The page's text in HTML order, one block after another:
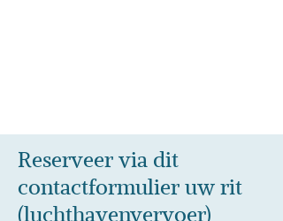
Reserveer via dit
contactformulier uw rit
(luchthavenvervoer)